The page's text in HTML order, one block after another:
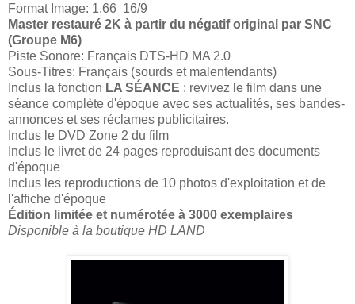
Format Image: 1.66 16/9
Master restauré 2K à partir du négatif original par SNC
(Groupe M6)
Piste Sonore: Français DTS-HD MA 2.0
Sous-Titres: Français (sourds et malentendants)
Inclus la fonction LA SÉANCE : revivez le film dans une
séance complète d'époque avec ses actualités, ses bandes-
annonces et ses réclames publicitaires.
Inclus le DVD Zone 2 du film
Inclus le livret de 24 pages reproduisant des documents
d'époque
Inclus les reproductions de 10 photos d'exploitation et de
l'affiche d'époque
Édition limitée et numérotée à 3000 exemplaires
Disponible à la boutique HD LAND